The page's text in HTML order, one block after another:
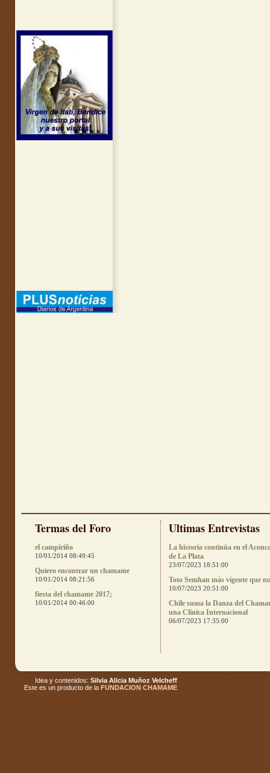
Termas del Foro
el campiriño
10/01/2014 08:49:45
Quiero encontrar un chamame
10/01/2014 08:21:56
fiesta del chamame 2017;
10/01/2014 00:46:00
Ultimas Entrevistas
La historia continúa en el
de La Plata
23/07/2023 18:51:00
Toto Semhan más vigente que
10/07/2023 20:51:00
Chile suma la Danza del
una Clínica Internacional
06/07/2023 17:35:00
Idea y contenidos: Silvia Alicia Muñoz Velcheff
Este es un producto de la FUNDACION CHAMAME